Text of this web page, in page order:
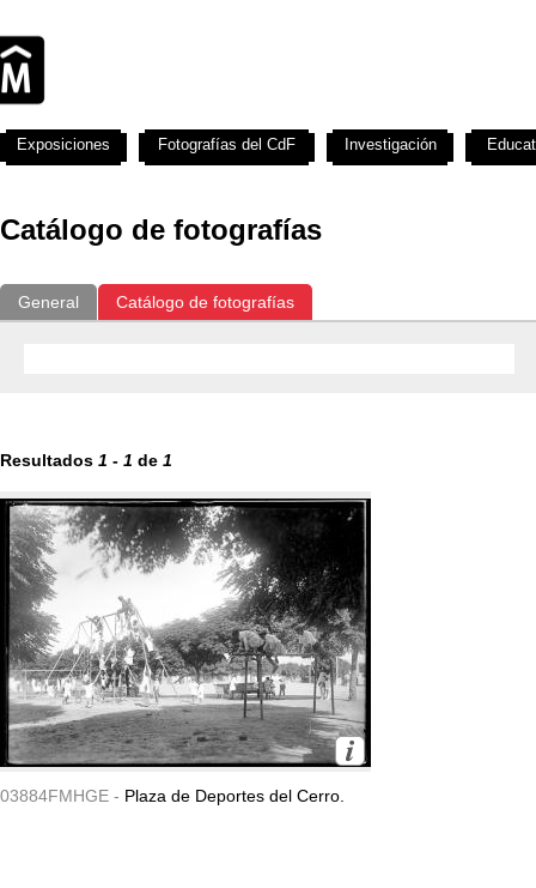
Catálogo de fotografías
General Catálogo de fotografías
Resultados 1 - 1 de 1
03884FMHGE - Plaza de Deportes del Cerro.
Exposiciones Fotografías del CdF Investigación